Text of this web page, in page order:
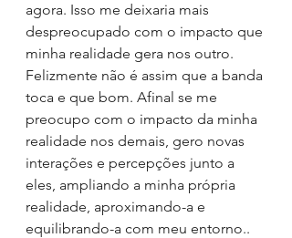
agora. Isso me deixaria mais
despreocupado com o impacto que
minha realidade gera nos outro.
Felizmente não é assim que a banda
toca e que bom. Afinal se me
preocupo com o impacto da minha
realidade nos demais, gero novas
interações e percepções junto a
eles, ampliando a minha própria
realidade, aproximando-a e
equilibrando-a com meu entorno..